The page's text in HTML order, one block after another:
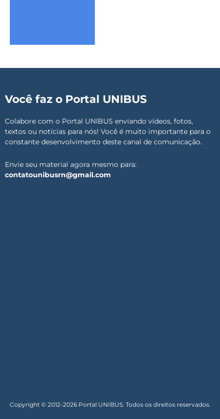
Você faz o Portal UNIBUS
Colabore com o Portal UNIBUS enviando vídeos, fotos,
textos ou notícias para nós! Você é muito importante para o
constante desenvolvimento deste canal de comunicação.
Envie seu material agora mesmo para:
contatounibusrn@gmail.com
Copyright © 2012-2026 Portal UNIBUS. Todos os direitos reservados.